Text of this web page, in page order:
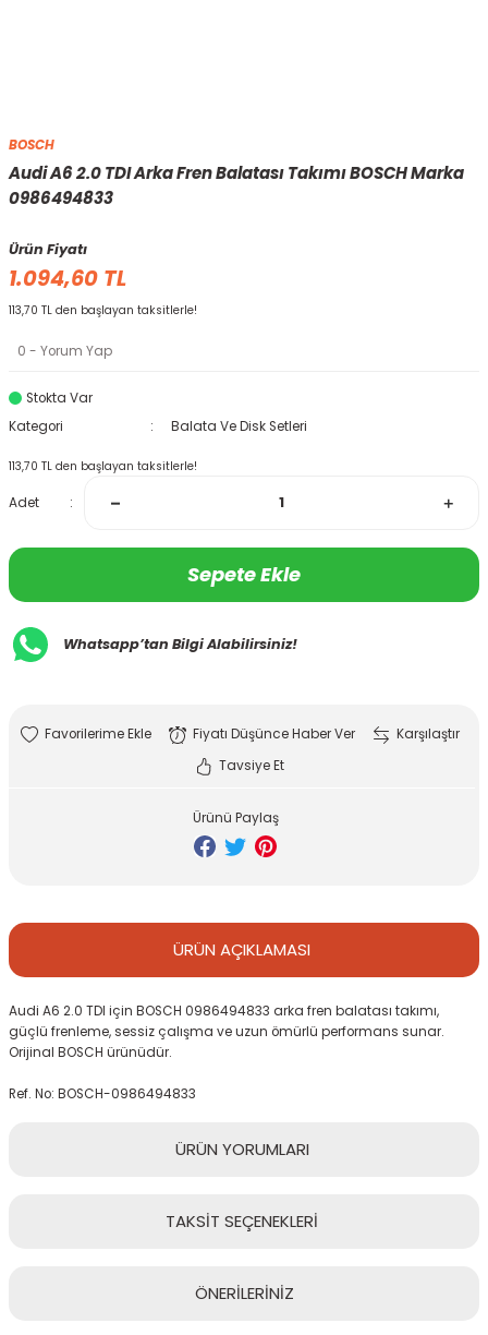
BOSCH
Audi A6 2.0 TDI Arka Fren Balatası Takımı BOSCH Marka
0986494833
Ürün Fiyatı
1.094,60 TL
113,70 TL den başlayan taksitlerle!
0 - Yorum Yap
Stokta Var
Kategori
Balata Ve Disk Setleri
113,70 TL den başlayan taksitlerle!
Adet
Sepete Ekle
Whatsapp’tan Bilgi Alabilirsiniz!
Fiyatı Düşünce Haber Ver
Karşılaştır
Tavsiye Et
Ürünü Paylaş
ÜRÜN AÇIKLAMASI
Audi A6 2.0 TDI için BOSCH 0986494833 arka fren balatası takımı,
güçlü frenleme, sessiz çalışma ve uzun ömürlü performans sunar.
Orijinal BOSCH ürünüdür.
Ref. No: BOSCH-0986494833
ÜRÜN YORUMLARI
TAKSİT SEÇENEKLERİ
ÖNERİLERİNİZ